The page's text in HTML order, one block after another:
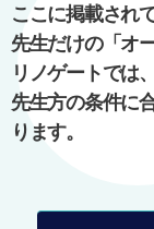
シ
ョ
ン
ここに掲載され
先生だけの「オ
リノゲートでは
先生方の条件に
ります。